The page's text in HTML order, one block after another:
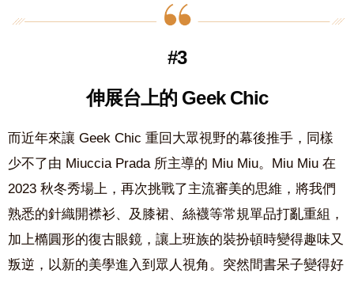
#3
伸展台上的 Geek Chic
而近年來讓 Geek Chic 重回大眾視野的幕後推手，同樣
少不了由 Miuccia Prada 所主導的 Miu Miu。Miu Miu 在
2023 秋冬秀場上，再次挑戰了主流審美的思維，將我們
熟悉的針織開襟衫、及膝裙、絲襪等常規單品打亂重組，
加上橢圓形的復古眼鏡，讓上班族的裝扮頓時變得趣味又
叛逆，以新的美學進入到眾人視角。突然間書呆子變得好